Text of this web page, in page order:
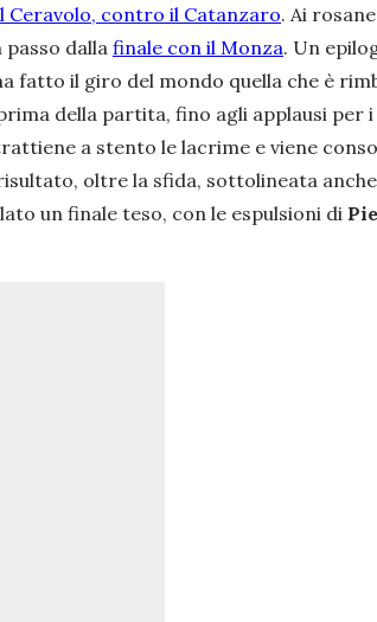
Ceravolo, contro il Catanzaro. Ai
dalla finale con il Monza. Un
fatto il giro del mondo quella che è
della partita, fino agli applausi per
a stento le lacrime e viene
oltre la sfida, sottolineata
un finale teso, con le espulsioni di